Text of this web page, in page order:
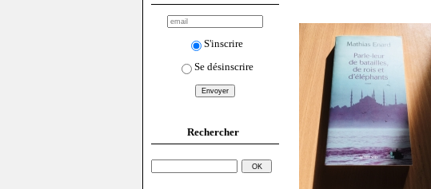
S'inscrire
Se désinscrire
Rechercher